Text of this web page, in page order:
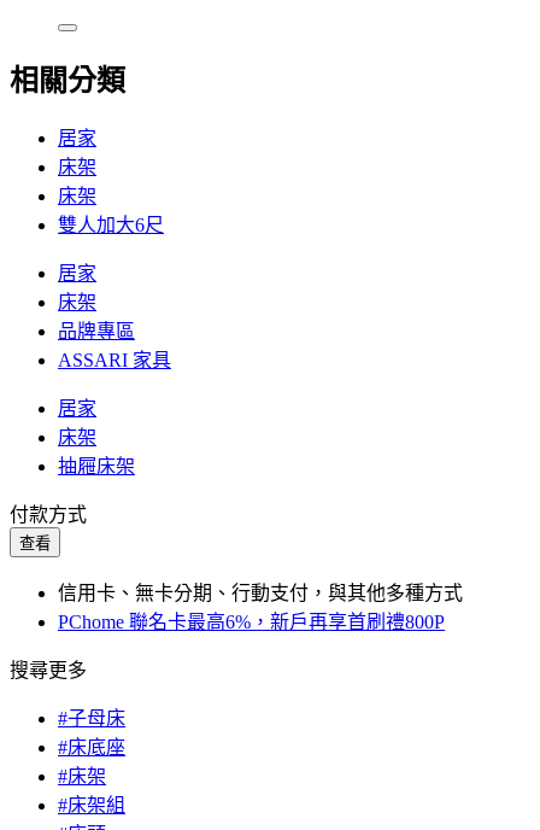
相關分類
居家
床架
床架
雙人加大6尺
居家
床架
品牌專區
ASSARI 家具
居家
床架
抽屜床架
付款方式
查看
信用卡、無卡分期、行動支付，與其他多種方式
PChome 聯名卡最高6%，新戶再享首刷禮800P
搜尋更多
#子母床
#床底座
#床架
#床架組